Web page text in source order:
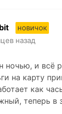
новичок
назад
ночью, и всё
на карту
как
теперь в